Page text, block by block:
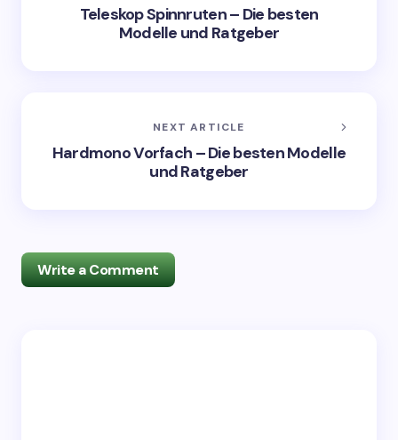
Teleskop Spinnruten – Die besten
Modelle und Ratgeber
NEXT ARTICLE
Hardmono Vorfach – Die besten Modelle
und Ratgeber
Write a Comment